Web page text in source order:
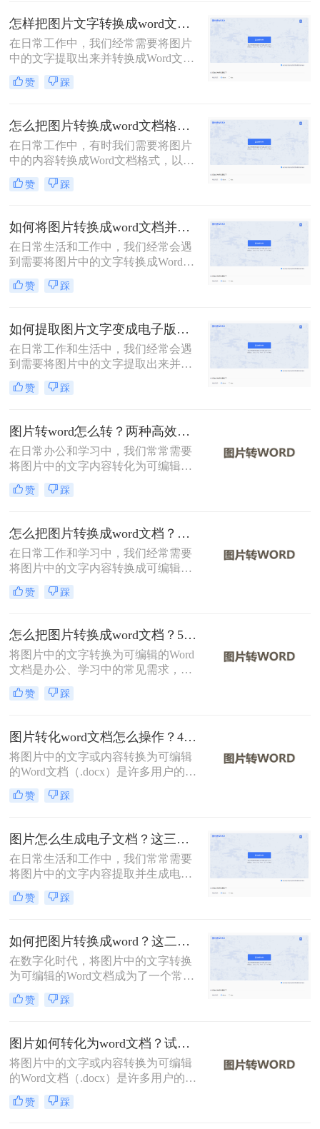
word文档呢？本文将详细介绍两种常
用的方法来实现这一目标。
怎样把图片文字转换成word文档？分享两种有效的方法！
在日常工作中，我们经常需要将图片
中的文字提取出来并转换成Word文
档，以便进行编辑和保存。然而，如
何高效且准确地完成这一转换过程，
字转换成word文档呢？本文将介绍两
种有效的方法，帮助您轻松实现图片
文字到Word文档的转换。
赞 踩
怎么把图片转换成word文档格式？教你三种转换方法！
在日常工作中，有时我们需要将图片
中的内容转换成Word文档格式，以便
进行编辑和处理。那么怎么把图片转
换成word文档格式呢？本文将介绍三
成图片到Word文档的转换。
赞 踩
如何将图片转换成word文档并编辑？这2个方法了解一下！
在日常生活和工作中，我们经常会遇
到需要将图片中的文字转换成Word文
档并进行编辑的情况。无论是为了保
存资料、修改内容，还是为了更高效
要。那么如何将图片转换成word文档
并编辑呢？本文将介绍两种常用的方
法来实现这一目标。
赞 踩
如何提取图片文字变成电子版？分享2种实用的方法！
在日常工作和生活中，我们经常会遇
到需要将图片中的文字提取出来并转
换成电子版的情况。无论是从扫描的
文档、拍照的书籍页面，还是网络上
能极大地提高我们的工作效率。那么
如何提取图片文字变成电子版呢？本
文将介绍两种常用的方法来实现这一
目标。
赞 踩
图片转word怎么转？两种高效方法指南！
在日常办公和学习中，我们常常需要
将图片中的文字内容转化为可编辑的
Word文档。那么图片转word怎么转
呢？本文将介绍两种实现这一目标的
赞 踩
怎么把图片转换成word文档？分享二种实用方法！
在日常工作和学习中，我们经常需要
将图片中的文字内容转换成可编辑的
Word文档。这一需求在扫描文档、截
图识别、PDF转文字等多种场景下尤
文档呢？本文将介绍两种将图片转换
成Word文档的方法。
赞 踩
怎么把图片转换成word文档？5个主流方法详解！
将图片中的文字转换为可编辑的Word
文档是办公、学习中的常见需求，尤
其在处理扫描文件、会议记录或纸质
资料时。那么怎么把图片转换成word
并提供操作步骤与避坑指南。
赞 踩
图片转化word文档怎么操作？4种常用方法详解！
将图片中的文字或内容转换为可编辑
的Word文档（.docx）是许多用户的需
求，例如将扫描的文档、照片中的笔
记或PDF截图中的文字提取出来。那
文将介绍常用转换方法，为您提供详
细指南。
赞 踩
图片怎么生成电子文档？这三种转换方法快来看！
在日常生活和工作中，我们常常需要
将图片中的文字内容提取并生成电子
文档（如Word文档）。这不仅有助于
提高工作效率，还能方便后续的编辑
呢？本文将介绍几种常用的方法，帮
助您轻松将图片转换成Word文档。
赞 踩
如何把图片转换成word？这二个方法教你学会！
在数字化时代，将图片中的文字转换
为可编辑的Word文档成为了一个常见
的需求。无论是在学术研究、商务文
档处理，还是在教育培训等领域，这
何把图片转换成word呢？本文将介绍
两种常用的方法来实现这一目标。
赞 踩
图片如何转化为word文档？试试这种4种实用方法！
将图片中的文字或内容转换为可编辑
的Word文档（.docx）是许多用户的需
求，例如处理扫描文件、提取照片中
的笔记或转换PDF截图中的文字。那
赞 踩